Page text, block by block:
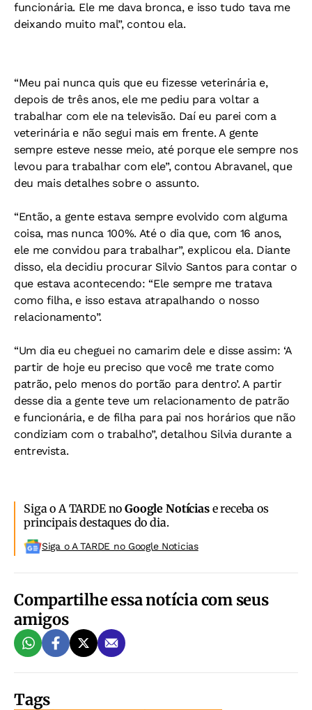
funcionária. Ele me dava bronca, e isso tudo tava me
deixando muito mal”, contou ela.
“Meu pai nunca quis que eu fizesse veterinária e,
depois de três anos, ele me pediu para voltar a
trabalhar com ele na televisão. Daí eu parei com a
veterinária e não segui mais em frente. A gente
sempre esteve nesse meio, até porque ele sempre nos
levou para trabalhar com ele”, contou Abravanel, que
deu mais detalhes sobre o assunto.
“Então, a gente estava sempre evolvido com alguma
coisa, mas nunca 100%. Até o dia que, com 16 anos,
ele me convidou para trabalhar”, explicou ela. Diante
disso, ela decidiu procurar Silvio Santos para contar o
que estava acontecendo: “Ele sempre me tratava
como filha, e isso estava atrapalhando o nosso
relacionamento”.
“Um dia eu cheguei no camarim dele e disse assim: ‘A
partir de hoje eu preciso que você me trate como
patrão, pelo menos do portão para dentro’. A partir
desse dia a gente teve um relacionamento de patrão
e funcionária, e de filha para pai nos horários que não
condiziam com o trabalho”, detalhou Silvia durante a
entrevista.
Siga o A TARDE noGoogle Notíciase receba os
principais destaques do dia.
Siga o A TARDE no Google Noticias
Compartilhe essa notícia com seus
amigos
Tags